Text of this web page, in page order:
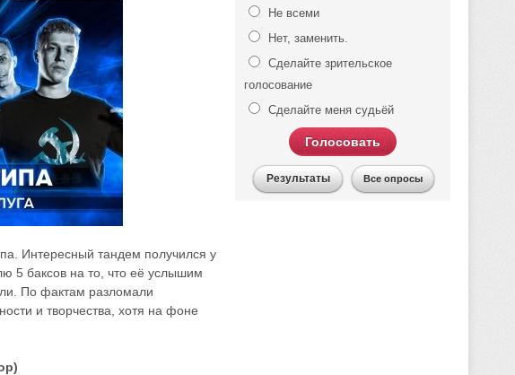
Интересный тандем получился у
5 баксов на то, что её услышим
По фактам разломали
и творчества, хотя на фоне
Не всеми
Нет, заменить.
Сделайте зрительское
голосование
Сделайте меня судьёй
Голосовать
Результаты Все опросы